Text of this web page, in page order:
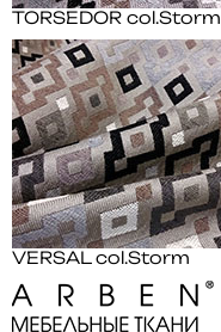
TORSEDOR col.Storm
VERSAL col.Storm